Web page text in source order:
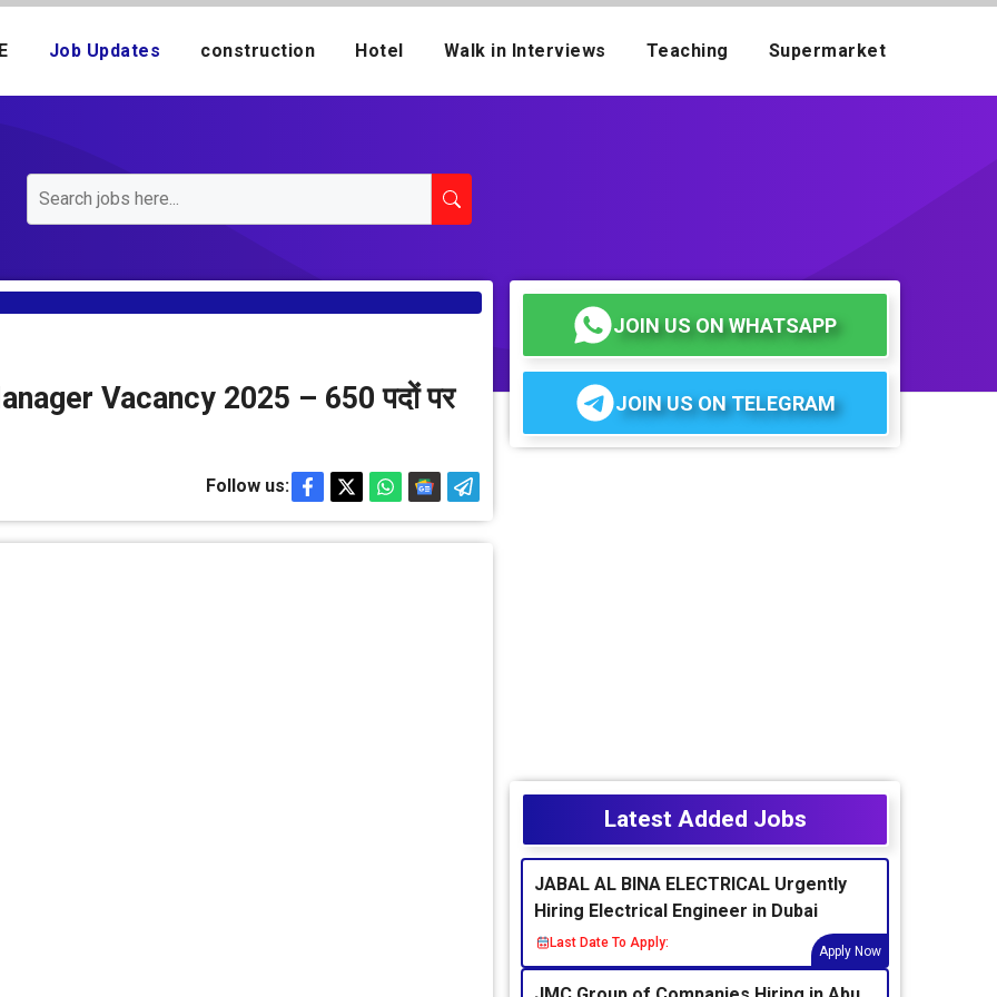
Job Updates construction Hotel Walk in Interviews Teaching Supermarket
Vacancy 2025 – 650 पदों पर
Follow us:
JOIN US ON WHATSAPP
JOIN US ON TELEGRAM
Latest Added Jobs
JABAL AL BINA ELECTRICAL Urgently
Hiring Electrical Engineer in Dubai
Last Date To Apply:
Apply Now